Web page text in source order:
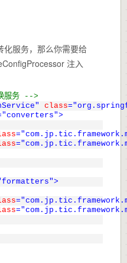
化服务，那么你需要给
注入
服务 -->
class
>
>